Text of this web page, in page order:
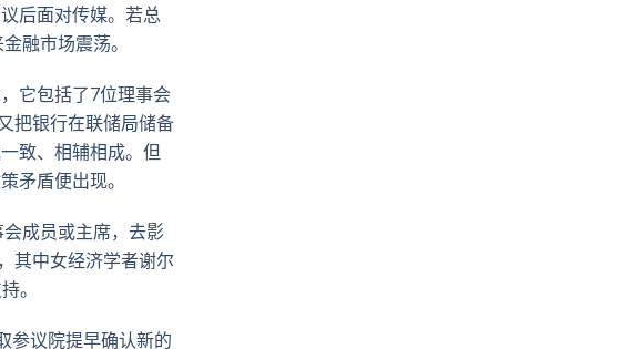
后面对传媒。若总
融市场震荡。
它包括了7位理事会
把银行在联储局储备
致、相辅相成。但
矛盾便出现。
成员或主席，去影
其中女经济学者谢尔
。
参议院提早确认新的